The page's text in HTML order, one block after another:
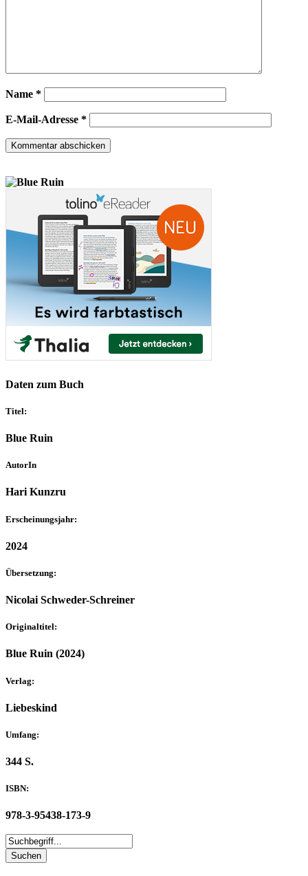
Name *
E-Mail-Adresse *
Daten zum Buch
Titel:
Blue Ruin
AutorIn
Hari Kunzru
Erscheinungsjahr:
2024
Übersetzung:
Nicolai Schweder-Schreiner
Originaltitel:
Blue Ruin (2024)
Verlag:
Liebeskind
Umfang:
344 S.
ISBN:
978-3-95438-173-9